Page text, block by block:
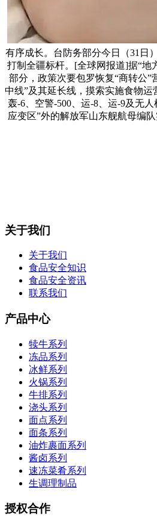
有序成长。台防务部分今日（31日
打制全疆标杆。[全球网报道]据“地
部分，政策次要包罗恢复“商转公
中线”及其延长线，摸索实施食物运
轰-6、空警-500、运-8、运-9及无
应变区”外的解放军山东舰航母编
关于我们
关于我们
食品安全知识
食品安全资讯
联系我们
产品中心
犊牛系列
冻品系列
冰鲜系列
火锅系列
牛排系列
浇头系列
面点系列
面条系列
油炸裹面系列
酱卤系列
速冻菜肴系列
生调理制品
授权合作